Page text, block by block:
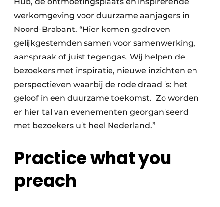
werkomgeving voor duurzame aanjagers in
Noord-Brabant. “Hier komen gedreven
gelijkgestemden samen voor samenwerking,
aanspraak of juist tegengas. Wij helpen de
bezoekers met inspiratie, nieuwe inzichten en
perspectieven waarbij de rode draad is: het
geloof in een duurzame toekomst. Zo worden
er hier tal van evenementen georganiseerd
met bezoekers uit heel Nederland.”
Practice what you
preach